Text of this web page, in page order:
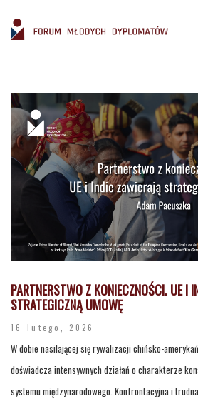
PARTNERSTWO Z KONIECZNOŚCI. UE I
STRATEGICZNĄ UMOWĘ
16 lutego, 2026
W dobie nasilającej się rywalizacji chińsko-
doświadcza intensywnych działań o charakterze
systemu międzynarodowego. Konfrontacyjna i